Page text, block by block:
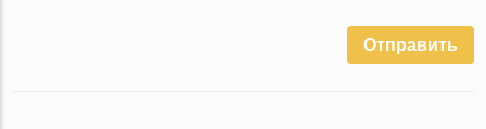
Отправить